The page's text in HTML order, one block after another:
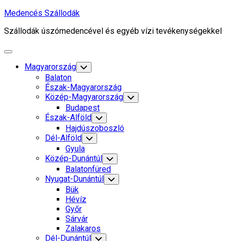
Skip
content
Medencés Szállodák
Szállodák úszómedencével és egyéb vízi tevékenységekkel
Expand
Magyarország Toggle
Child
Balaton
Észak-Magyarország
Közép-Magyarország Toggle
Child
Budapest
Észak-Alföld Toggle
Child
Menu
Hajdúszoboszló
Dél-Alföld Toggle
Child
Menu
Gyula
Közép-Dunántúl Toggle
Child
Menu
Balatonfüred
Nyugat-Dunántúl Toggle
Child
Bük
Hévíz
Győr
Sárvár
Zalakaros
Dél-Dunántúl Toggle